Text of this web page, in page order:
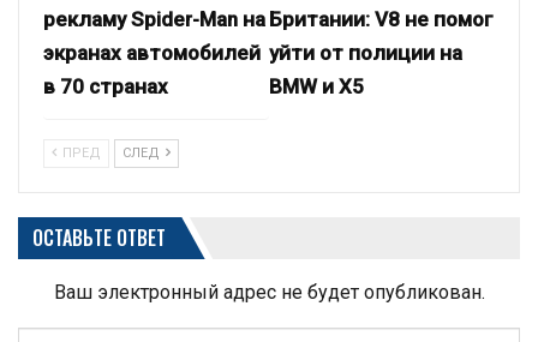
рекламу Spider-Man на
экранах автомобилей
в 70 странах
Британии: V8 не помог
уйти от полиции на
BMW и X5
ПРЕД СЛЕД
ОСТАВЬТЕ ОТВЕТ
Ваш электронный адрес не будет опубликован.